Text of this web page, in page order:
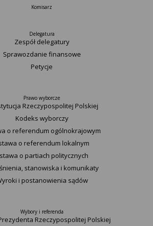
Komisarz
Delegatura
Zespół delegatury
Sprawozdanie finansowe
Petycje
Prawo wyborcze
Rzeczypospolitej Polskiej​
Kodeks wyborczy
o referendum ogólnokrajowym
o referendum lokalnym
o partiach politycznych
stanowiska i komunikaty
i postanowienia sądów
Wybory i referenda
Rzeczypospolitej Polskiej